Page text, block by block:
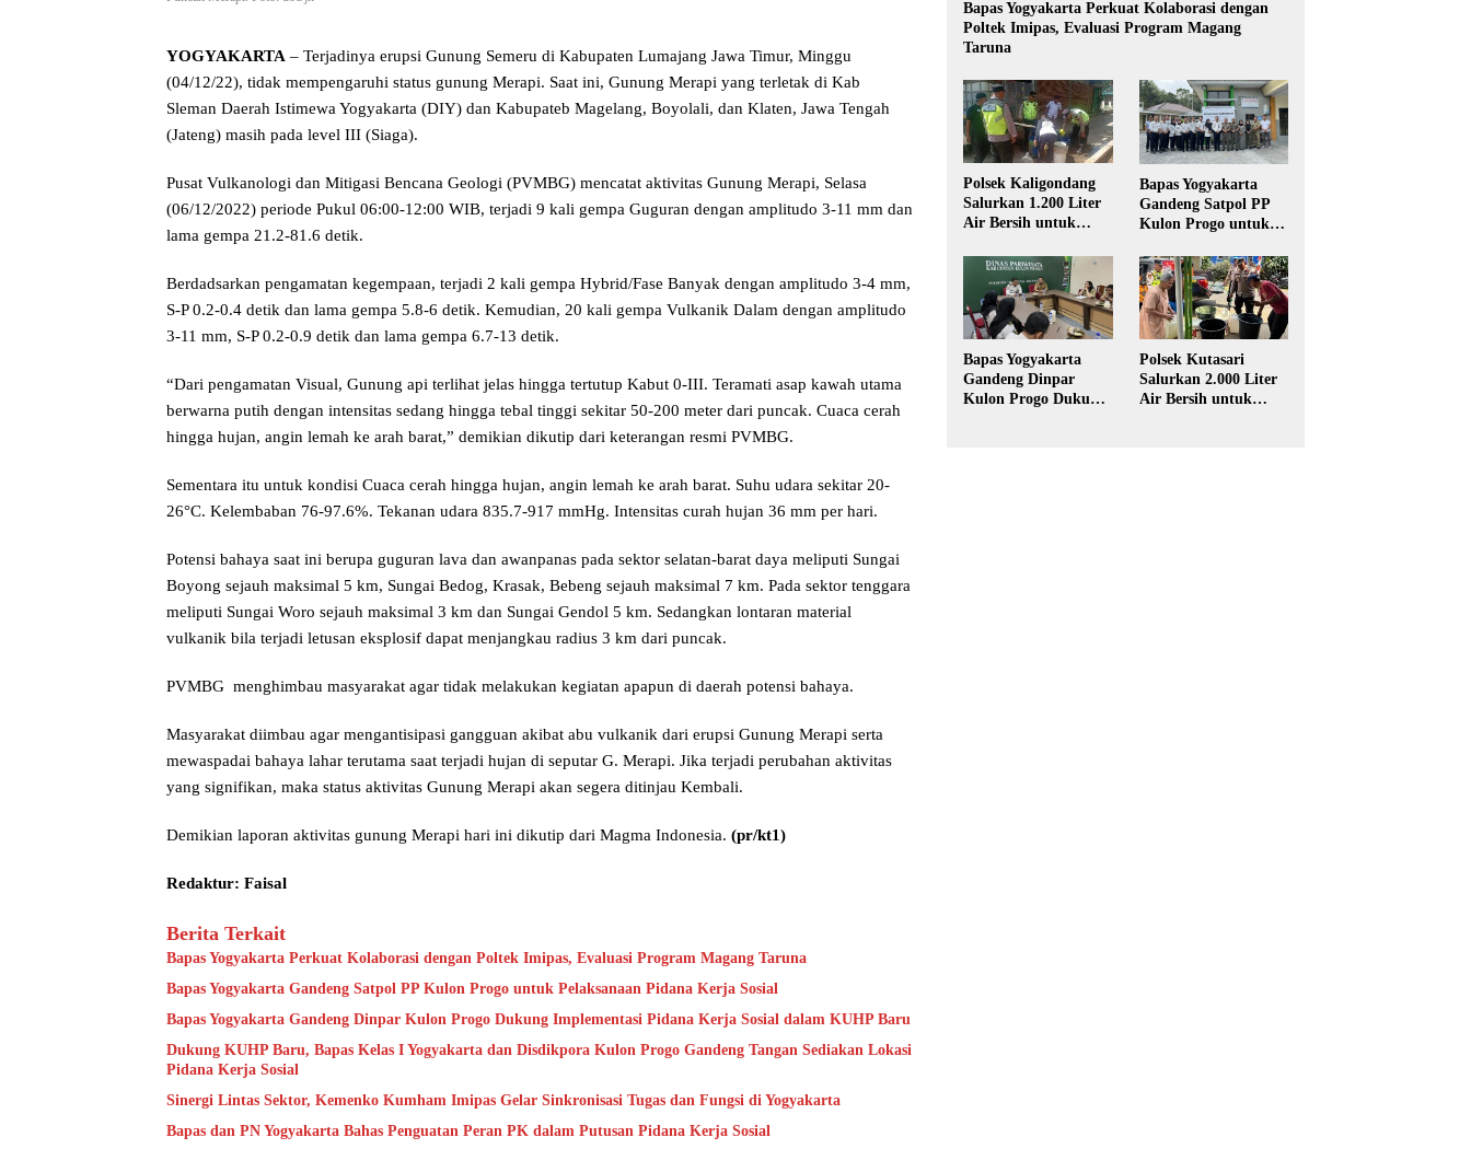
YOGYAKARTA – Terjadinya erupsi Gunung Semeru di Kabupaten Lumajang Jawa Timur, Minggu
(04/12/22), tidak mempengaruhi status gunung Merapi. Saat ini, Gunung Merapi yang terletak di Kab
Sleman Daerah Istimewa Yogyakarta (DIY) dan Kabupateb Magelang, Boyolali, dan Klaten, Jawa Tengah
(Jateng) masih pada level III (Siaga).
Pusat Vulkanologi dan Mitigasi Bencana Geologi (PVMBG) mencatat aktivitas Gunung Merapi, Selasa
(06/12/2022) periode Pukul 06:00-12:00 WIB, terjadi 9 kali gempa Guguran dengan amplitudo 3-11 mm dan
lama gempa 21.2-81.6 detik.
Berdadsarkan pengamatan kegempaan, terjadi 2 kali gempa Hybrid/Fase Banyak dengan amplitudo 3-4 mm,
S-P 0.2-0.4 detik dan lama gempa 5.8-6 detik. Kemudian, 20 kali gempa Vulkanik Dalam dengan amplitudo
3-11 mm, S-P 0.2-0.9 detik dan lama gempa 6.7-13 detik.
“Dari pengamatan Visual, Gunung api terlihat jelas hingga tertutup Kabut 0-III. Teramati asap kawah utama
berwarna putih dengan intensitas sedang hingga tebal tinggi sekitar 50-200 meter dari puncak. Cuaca cerah
hingga hujan, angin lemah ke arah barat,” demikian dikutip dari keterangan resmi PVMBG.
Sementara itu untuk kondisi Cuaca cerah hingga hujan, angin lemah ke arah barat. Suhu udara sekitar 20-
26°C. Kelembaban 76-97.6%. Tekanan udara 835.7-917 mmHg. Intensitas curah hujan 36 mm per hari.
Potensi bahaya saat ini berupa guguran lava dan awanpanas pada sektor selatan-barat daya meliputi Sungai
Boyong sejauh maksimal 5 km, Sungai Bedog, Krasak, Bebeng sejauh maksimal 7 km. Pada sektor tenggara
meliputi Sungai Woro sejauh maksimal 3 km dan Sungai Gendol 5 km. Sedangkan lontaran material
vulkanik bila terjadi letusan eksplosif dapat menjangkau radius 3 km dari puncak.
PVMBG menghimbau masyarakat agar tidak melakukan kegiatan apapun di daerah potensi bahaya.
Masyarakat diimbau agar mengantisipasi gangguan akibat abu vulkanik dari erupsi Gunung Merapi serta
mewaspadai bahaya lahar terutama saat terjadi hujan di seputar G. Merapi. Jika terjadi perubahan aktivitas
yang signifikan, maka status aktivitas Gunung Merapi akan segera ditinjau Kembali.
Demikian laporan aktivitas gunung Merapi hari ini dikutip dari Magma Indonesia. (pr/kt1)
Redaktur: Faisal
Berita Terkait
Bapas Yogyakarta Perkuat Kolaborasi dengan Poltek Imipas, Evaluasi Program Magang Taruna
Bapas Yogyakarta Gandeng Satpol PP Kulon Progo untuk Pelaksanaan Pidana Kerja Sosial
Bapas Yogyakarta Gandeng Dinpar Kulon Progo Dukung Implementasi Pidana Kerja Sosial dalam KUHP Baru
Dukung KUHP Baru, Bapas Kelas I Yogyakarta dan Disdikpora Kulon Progo Gandeng Tangan Sediakan Lokasi
Pidana Kerja Sosial
Sinergi Lintas Sektor, Kemenko Kumham Imipas Gelar Sinkronisasi Tugas dan Fungsi di Yogyakarta
Bapas dan PN Yogyakarta Bahas Penguatan Peran PK dalam Putusan Pidana Kerja Sosial
Bapas Yogyakarta Perkuat Kolaborasi dengan
Poltek Imipas, Evaluasi Program Magang
Taruna
Polsek Kaligondang
Salurkan 1.200 Liter
Air Bersih untuk
Kekeringan di
Purbalingga
Bapas Yogyakarta
Gandeng Satpol PP
Kulon Progo untuk
Kerja Sosial
Bapas Yogyakarta
Gandeng Dinpar
Kulon Progo Dukung
Polsek Kutasari
Salurkan 2.000 Liter
Air Bersih untuk